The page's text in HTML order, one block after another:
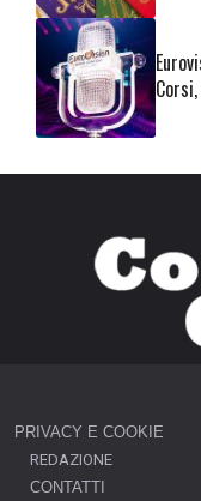
PRIVACY E COOKIE
REDAZIONE
CONTATTI